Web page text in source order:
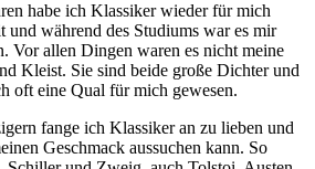
habe ich Klassiker wieder für mich
und während des Studiums war es mir
Vor allen Dingen waren es nicht meine
Kleist. Sie sind beide große Dichter und
oft eine Qual für mich gewesen.
fange ich Klassiker an zu lieben und
Geschmack aussuchen kann. So